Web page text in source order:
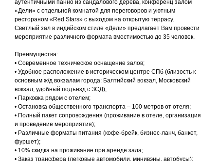
аутентичными панно из сандалового дерева, конференц залом
«Дели» с отдельной комнатой для переговоров и уютным
рестораном «Red Stars» с выходом на открытую террасу.
Светлый зал в индийском стиле «Дели» предлагает Вам провести
мероприятие различного формата вместимостью до 35 человек.
Преимущества:
• Современное техническое оснащение залов;
• Удобное расположение в историческом центре СПб (близость к
основным ж/д вокзалам города: Балтийский вокзал, Московский
вокзал, удобный подъезд с ЗСД);
• Парковка рядом с отелем;
• Остановка общественного транспорта – 100 метров от отеля;
• Полный пакет сопровождения (проживание в отеле, организация
и проведение мероприятия);
• Различные форматы питания (кофе-брейк, бизнес-ланч, банкет,
фуршет);
• 10% скидка на проживание при аренде зала;
• Заказ трансфера (легковые автомобили, минивэны, автобусы);